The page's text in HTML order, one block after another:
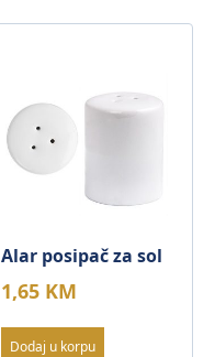
Alar posipač za sol
1,65 KM
Dodaj u korpu